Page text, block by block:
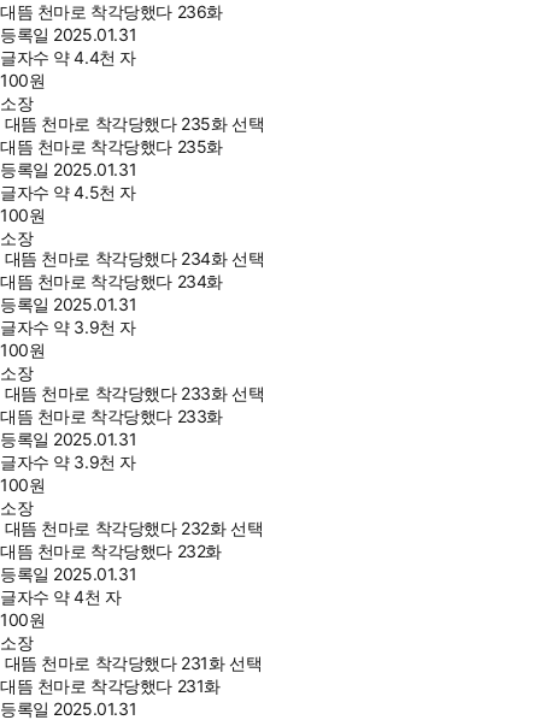
대뜸 천마로 착각당했다 236화
등록일 2025.01.31
글자수 약 4.4천 자
100원
소장
대뜸 천마로 착각당했다 235화 선택
대뜸 천마로 착각당했다 235화
등록일 2025.01.31
글자수 약 4.5천 자
100원
소장
대뜸 천마로 착각당했다 234화 선택
대뜸 천마로 착각당했다 234화
등록일 2025.01.31
글자수 약 3.9천 자
100원
소장
대뜸 천마로 착각당했다 233화 선택
대뜸 천마로 착각당했다 233화
등록일 2025.01.31
글자수 약 3.9천 자
100원
소장
대뜸 천마로 착각당했다 232화 선택
대뜸 천마로 착각당했다 232화
등록일 2025.01.31
글자수 약 4천 자
100원
소장
대뜸 천마로 착각당했다 231화 선택
대뜸 천마로 착각당했다 231화
등록일 2025.01.31